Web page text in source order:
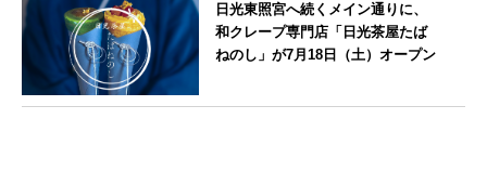
日光東照宮へ続くメイン通りに、
和クレープ専門店「日光茶屋たば
ねのし」が7月18日（土）オープン